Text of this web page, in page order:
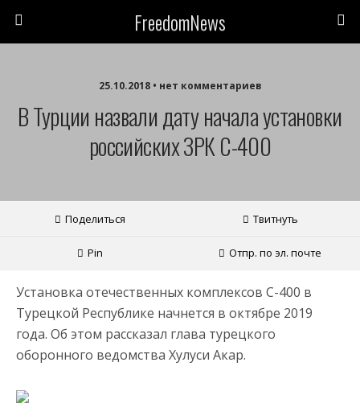
FreedomNews
25.10.2018 • нет комментариев
В Турции назвали дату начала установки
российских ЗРК С-400
Поделиться Твитнуть
Pin Отпр. по эл. почте
Установка отечественных комплексов С-400 в
Турецкой Республике начнется в октябре 2019
года. Об этом рассказал глава турецкого
оборонного ведомства Хулуси Акар.